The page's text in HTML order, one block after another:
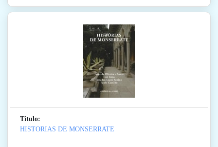
Titulo:
HISTORIAS DE MONSERRATE